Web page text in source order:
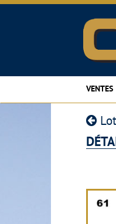
VENTES